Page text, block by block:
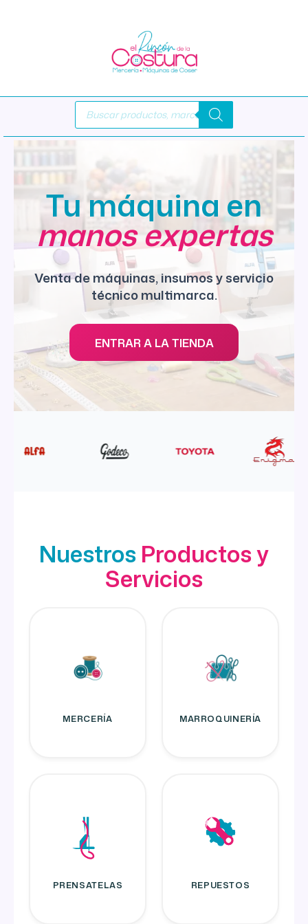
Búsqueda
productos
Tu máquina en
manos expertas
Venta de máquinas, insumos y servicio
técnico multimarca.
ENTRAR A LA TIENDA
NuestrosProductos y
Servicios
MERCERÍA MARROQUINERÍA
PRENSATELAS REPUESTOS